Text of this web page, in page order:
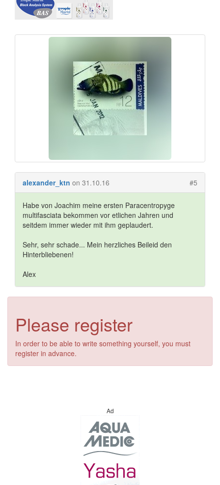
alexander_ktn on 31.10.16 #5
Habe von Joachim meine ersten Paracentropyge
multifasciata bekommen vor etlichen Jahren und
seitdem immer wieder mit ihm geplaudert.
Sehr, sehr schade... Mein herzliches Beileid den
Hinterbliebenen!
Alex
Please register
In order to be able to write something yourself, you must
register in advance.
Ad